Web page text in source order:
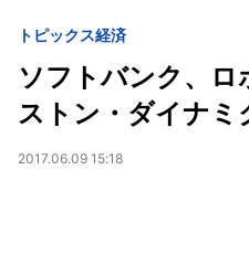
トピックス経済
ソフトバンク、ロ
ストン・ダイナミ
2017.06.09 15:18